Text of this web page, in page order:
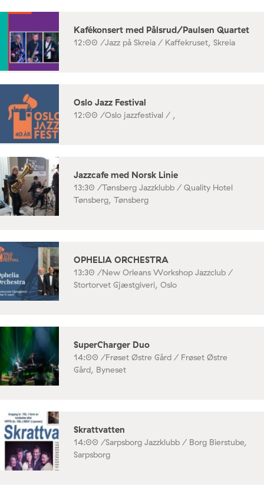
Kafékonsert med Pålsrud/Paulsen Quartet
12:00 /Jazz på Skreia / Kaffekruset, Skreia
Oslo Jazz Festival
12:00 /Oslo jazzfestival / ,
Jazzcafe med Norsk Linie
13:30 /Tønsberg Jazzklubb / Quality Hotel
Tønsberg, Tønsberg
OPHELIA ORCHESTRA
13:30 /New Orleans Workshop Jazzclub /
Stortorvet Gjæstgiveri, Oslo
SuperCharger Duo
14:00 /Frøset Østre Gård / Frøset Østre
Gård, Byneset
Skrattvatten
14:00 /Sarpsborg Jazzklubb / Borg Bierstube,
Sarpsborg